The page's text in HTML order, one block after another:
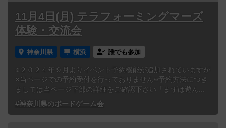
11月4日(月) テラフォーミングマーズ
体験・交流会
神奈川県 横浜 誰でも参加
※２０２４年９月よりイベント予約機能が追加されていますが
※当ページでの予約受付を行っておりません※予約方法につき
ましては当ページ下部の詳細をご確認下さい「まずは遊ん...
#神奈川県のボードゲーム会